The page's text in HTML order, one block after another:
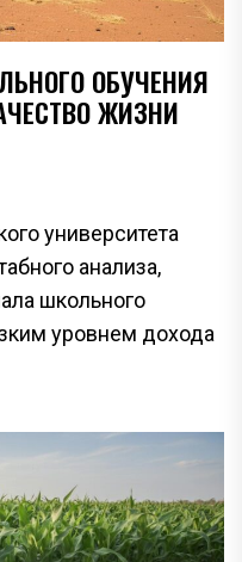
ОБУЧЕНИЯ
ЖИЗНИ
университета
анализа,
школьного
уровнем дохода